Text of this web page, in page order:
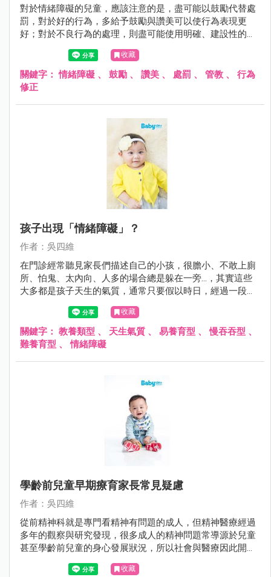
對於情緒障礙的兒童，應該注意的是，盡可能以鼓勵代替處
罰，對於好的行為，多給予鼓勵與讚美可以使行為表現更
好；對於不良行為的處理，則盡可能使用明確、建設性的用
語，避免情緒性的責罵。
收藏
關鍵字：情緒障礙 、 鼓勵 、 讚美 、 處罰 、 管教 、 行為
修正
孩子出現「情緒障礙」？
作者：吳四維
在門診經常聽見家長們描述自己的小孩，很膽小、不敢上廁
所、怕鬼、太內向、人多的場合總是躲在一旁…，其實這些
大多都是孩子天生的氣質，通常只要假以時日，經過一段時
間的適應與鼓勵，多數孩子都能夠順利度過；但是在某些情
形下若孩子本身有疾病如過動症、自閉症與智能障礙，或家
庭的教養出了問題，可能導致小孩無法調適自己身體與心
靈，而出現所謂的情緒障礙。
收藏
關鍵字： 教養類型 、 天生氣質 、 易養育型 、慢吞吞型 、
難養育型 、情緒障礙
學齡前兒童早期療育家長常見疑慮
作者：吳四維
從前精神科就是專門看精神有問題的成人，但精神醫療經過
多年的觀察與研究發現，很多成人的精神問題常導源於兒童
甚至學齡前兒童的身心發展狀況，所以社會與醫療因此開始
重視學齡前兒童的醫療服務。
收藏